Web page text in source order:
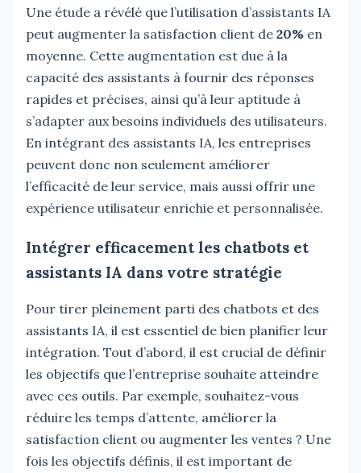
Une étude a révélé que l’utilisation d’assistants IA
peut augmenter la satisfaction client de 20% en
moyenne. Cette augmentation est due à la
capacité des assistants à fournir des réponses
rapides et précises, ainsi qu’à leur aptitude à
s’adapter aux besoins individuels des utilisateurs.
En intégrant des assistants IA, les entreprises
peuvent donc non seulement améliorer
l’efficacité de leur service, mais aussi offrir une
expérience utilisateur enrichie et personnalisée.
Intégrer efficacement les chatbots et
assistants IA dans votre stratégie
Pour tirer pleinement parti des chatbots et des
assistants IA, il est essentiel de bien planifier leur
intégration. Tout d’abord, il est crucial de définir
les objectifs que l’entreprise souhaite atteindre
avec ces outils. Par exemple, souhaitez-vous
réduire les temps d’attente, améliorer la
satisfaction client ou augmenter les ventes ? Une
fois les objectifs définis, il est important de